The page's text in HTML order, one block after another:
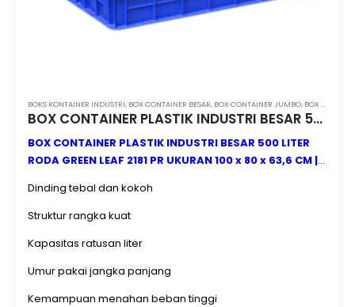
BOKS KONTAINER INDUSTRI, BOX CONTAINER BESAR, BOX CONTAINER JUMBO, BOX CONTAINER RAPAT
BOX CONTAINER PLASTIK INDUSTRI BESAR 500 LITER RODA GREEN LEAF 2181 PR UKURAN 100 x 80 x 63,6 CM
BOX CONTAINER PLASTIK INDUSTRI BESAR 500 LITER
RODA GREEN LEAF 2181 PR UKURAN 100 x 80 x 63,6 CM |
JUAL KE SELURUH INDONESIA
industri besar adalah wadah penyimpanan berbahan
kebutuhan industri dengan volume muatan besar dan
beban berat. Berbeda dengan keranjang plastik biasa,
box container industri memiliki:
Dinding tebal dan kokoh
Struktur rangka kuat
Kapasitas ratusan liter
Umur pakai jangka panjang
Kemampuan menahan beban tinggi